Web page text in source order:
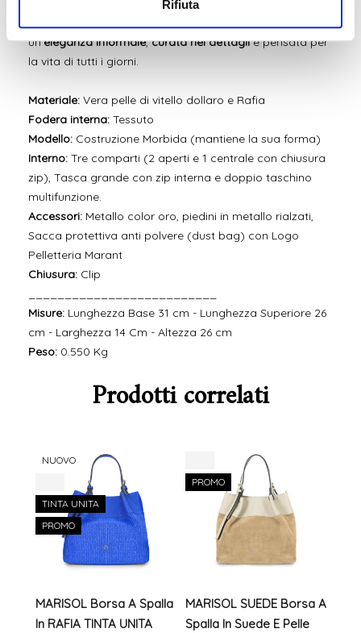
Rifiuta
bandoliera, offrendo maggiore versatilità.
un’eleganza informale,curata nei dettaglie pensata per
la vita di tutti i giorni.
Materiale: Vera pelle di vitello dollaro e Rafia
Fodera interna: Tessuto
Modello: Costruzione Morbida (mantiene la sua forma)
Interno: Tre comparti (2 aperti e 1 centrale con chiusura
zip), Tasca grande con zip interna e doppio taschino
multifunzione.
Accessori: Metallo color oro, piedini in metallo rialzati,
Sacca protettiva anti polvere (dust bag) con Logo
Pelletteria Marant
Chiusura: Clip
Misure: Lunghezza Base 31 cm - Lunghezza Superiore 26
cm - Larghezza 14 Cm - Altezza 26 cm
Peso: 0.550 Kg
Prodotti correlati
NUOVO
TINTA UNITA
PROMO
MARISOL Borsa A Spalla
In RAFIA TINTA UNITA
PROMO
MARISOL SUEDE Borsa A
Spalla In Suede E Pelle